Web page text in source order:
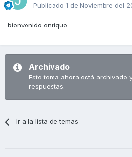
Publicado 1 de Noviembre del
bienvenido enrique
Archivado
Este tema ahora está archivado
respuestas.
Ir a la lista de temas